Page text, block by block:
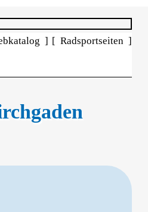
] [ Radsportseiten ]